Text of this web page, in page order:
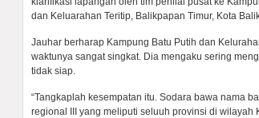
dan Keluarahan Teritip, Balikpapan Timur, Kota
Jauhar berharap Kampung Batu Putih dan
waktunya sangat singkat. Dia mengaku sering
tidak siap.
“Tangkaplah kesempatan itu. Sodara bawa nama
regional III yang meliputi seluuh provinsi di